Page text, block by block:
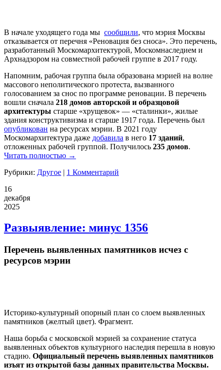
В начале уходящего года мы сообщили, что мэрия Москвы
отказывается от перечня «Реновация без сноса». Это перечень,
разработанный Москомархитектурой, Москомнаследием и
Архнадзором на совместной рабочей группе в 2017 году.
Напомним, рабочая группа была образована мэрией на волне
массового неполитического протеста, вызванного
голосованием за снос по программе реновации. В перечень
вошли сначала 218 домов авторской и образцовой
архитектуры старше «хрущевок» — «сталинки», жилые
здания конструктивизма и старше 1917 года. Перечень был
опубликован на ресурсах мэрии. В 2021 году
Москомархитектура даже добавила в него 17 зданий,
отложенных рабочей группой. Получилось 235 домов.
Читать полностью →
Рубрики: Другое | 1 Комментарий
16
декабря
2025
Развыявление: минус 1356
Перечень выявленных памятников исчез с
ресурсов мэрии
Историко-культурный опорный план со слоем выявленных
памятников (желтый цвет). Фрагмент.
Наша борьба с московской мэрией за сохранение статуса
выявленных объектов культурного наследия перешла в новую
стадию. Официальный перечень выявленных памятников
изъят из открытой базы данных правительства Москвы.